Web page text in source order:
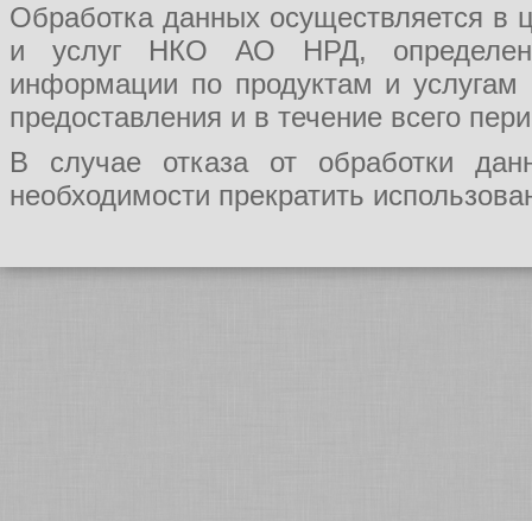
Обработка данных осуществляется в
и услуг НКО АО НРД, определения
информации по продуктам и
предоставления и в течение всего
В случае отказа от обработки
необходимости прекратить